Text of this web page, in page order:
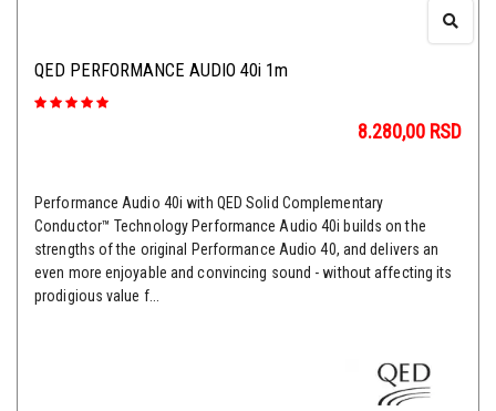
QED PERFORMANCE AUDIO 40i 1m
8.280,00 RSD
Performance Audio 40i with QED Solid Complementary
Conductor™ Technology Performance Audio 40i builds on the
strengths of the original Performance Audio 40, and delivers an
even more enjoyable and convincing sound - without affecting its
prodigious value f...